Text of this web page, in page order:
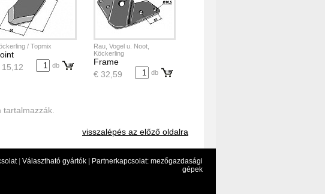
/ Topmix
15,12
db
Rau, Vogel u. Noot,
Köckerling
Frame
€ 32,59
db
visszalépés az előző oldalra
| Választható gyártók |
Partnerkapcsolat: mezőgazdasági
gépek